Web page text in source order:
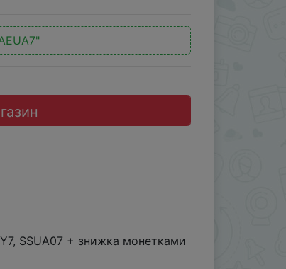
SSUA07 + знижка монетками